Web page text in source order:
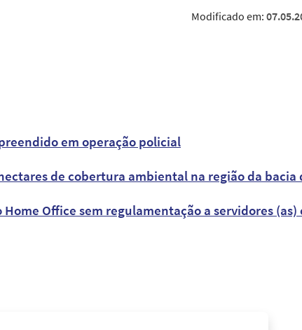
Modificado em:
em operação policial
de cobertura ambiental na região da bacia
Office sem regulamentação a servidores (as)